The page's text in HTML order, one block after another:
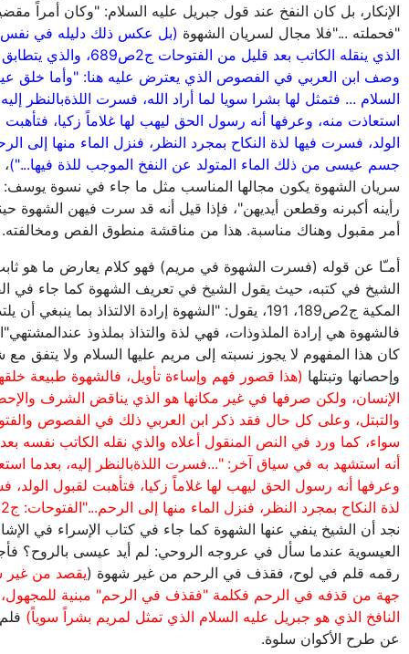
الإنكار، بل كان النفخ عند قول جبريل عليه السلام: "وكان أمراً
"فحملته ..."فلا مجال لسريان الشهوة (بل عكس ذلك دليله في
الذي ينقله الكاتب بعد قليل من الفتوحات
وصف ابن العربي في الفصوص الذي يعترض عليه هنا: "وأما خلق
السلام ... فتمثل لها بشرا سويا لما أراد الله، فسرت اللذةبالنظر
استعاذت منه، وعرفها أنه رسول الحق ليهب لها غلاماً زكيا، فتأهبت
الولد، فسرت فيها لذة النكاح بمجرد النظر، فنزل الماء منها إلى
جسم عيسى من ذلك الماء المتولد عن النفخ الموجب للذة فيها...")
سريان الشهوة يكون مجالها المناسب مثل ما جاء في نسوة يوسف:
رأينه أكبرنه وقطعن أيديهن"، فإذا قيل أنه قد سرت فيهن الشهوة
أمر مقبول وهناك مناسبة. هذا من مناقشة منطوق الفص ومخالفته.
أمـّا عن قوله (فسرت الشهوة في مريم) فهو كلام يعارض ما هو
الشيخ في كتبه، حيث يقول الشيخ في تعريف الشهوة كما جاء في
المكية ج2ص189، 191، يقول: "الشهوة إرادة الالتذاذ بما ينبغي أن
فالشهوة هي إرادة الملذوذات، فهي لذة والتذاذ بملذوذ
كان هذا المفهوم لا يجوز نسبته إلى مريم عليها السلام ولا يتفق مع
وإحصانها وتبتلها (هذا قصور فهم وإساءة تأويل، فالشهوة طبيعة
الإنسان، ولكن صرفها في غير مكانها هو الذي يناقض الشرف
والتبتل، وعلى كل حال فقد ذكر ابن العربي ذلك في الفصوص
سواء، كما ورد في النص المنقول أعلاه والذي نقله الكاتب نفسه
أنه استشهد به في سياق آخر: "...فسرت اللذةبالنظر إليه، بعدما
وعرفها أنه رسول الحق ليهب لها غلاماً زكيا، فتأهبت لقبول الولد،
لذة النكاح بمجرد النظر، فنزل الماء منها إلى الرحم..."الفتوحات: ج2ص689)
نجد أن الشيخ ينفي عنها الشهوة كما جاء في كتاب الإسراء في
العيسوية عندما سأل في عروجه الروحي: لم أيد عيسى بالروح؟
رقمه قلم في لوح، فقذف في الرحم من غير شهوة (يقصد من
جهة من قذفه في الرحم فكلمة "فقذف في الرحم" مبنية للمجهول،
النافخ الذي هو جبريل عليه السلام الذي تمثل لمريم بشراً سوياً)
عن طرح الأكوان سلوة.